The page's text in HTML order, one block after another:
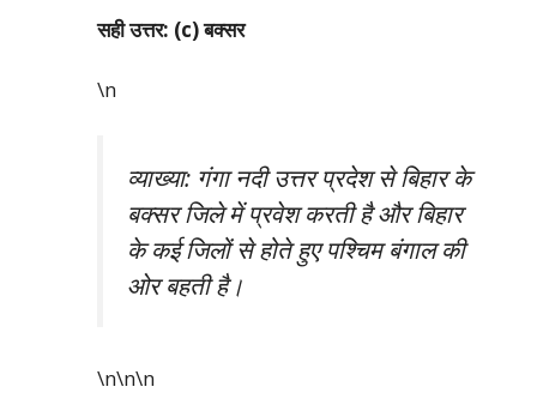
सही उत्तर: (c) बक्सर
\n
व्याख्या: गंगा नदी उत्तर प्रदेश से बिहार के
बक्सर जिले में प्रवेश करती है और बिहार
के कई जिलों से होते हुए पश्चिम बंगाल की
ओर बहती है।
\n\n\n